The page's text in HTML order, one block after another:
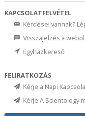
KAPCSOLATFELVÉTEL
Kérdései vannak?
Visszajelzés a
Egyházkereső
FELIRATKOZÁS
Kérje a Napi
Kérje A Scientology